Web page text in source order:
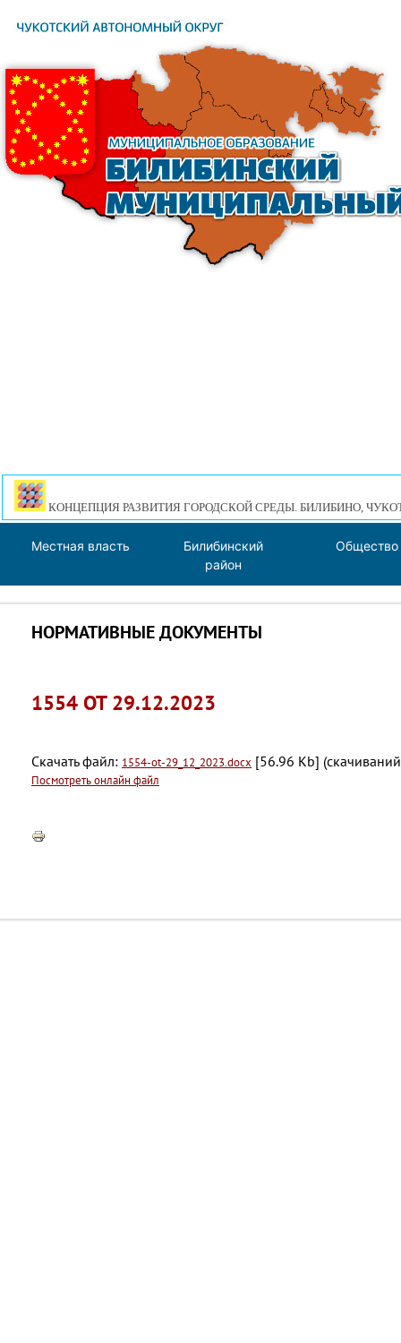
КОНЦЕПЦИЯ РАЗВИТИЯ ГОРОДСКОЙ СРЕДЫ. БИЛИБИНО,
Местная власть
Билибинский
район
Общество
НОРМАТИВНЫЕ ДОКУМЕНТЫ
1554 ОТ 29.12.2023
Скачать файл: 1554-ot-29_12_2023.docx [56.96 Kb]
Посмотреть онлайн файл